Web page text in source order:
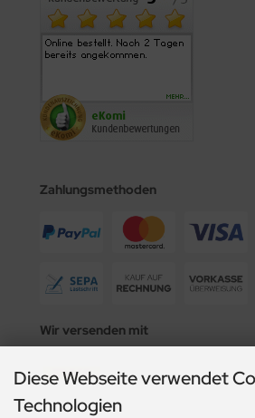
Zahlungsmethoden
Wir versenden mit
Diese Webseite verwendet
Technologien